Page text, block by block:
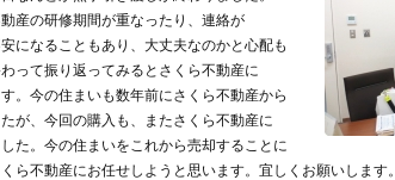
産の研修期間が重なったり、連絡が
になることもあり、大丈夫なのかと心配も
って振り返ってみるとさくら不動産に
。今の住まいも数年前にさくら不動産から
が、今回の購入も、またさくら不動産に
た。今の住まいをこれから売却することに
ら不動産にお任せしようと思います。宜しくお願いします。